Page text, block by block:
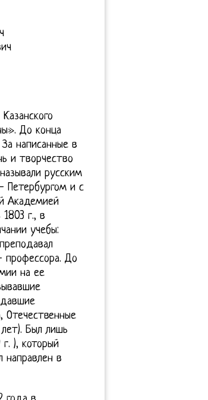
До конца
написанные в
и творчество
русским
Петербургом и с
Академией
г., в
учебы:
профессора. До
на ее
Отечественные
Был лишь
), который
в